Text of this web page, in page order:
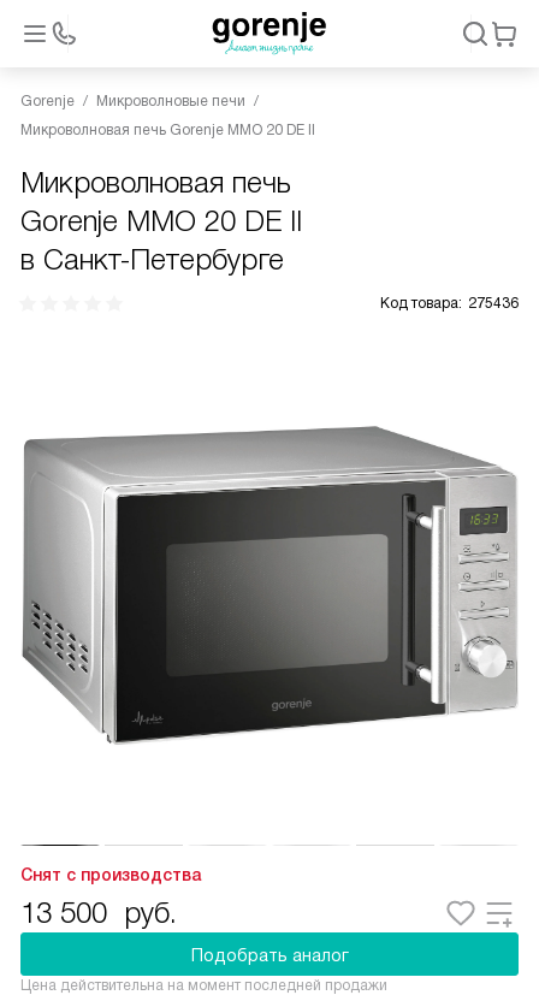
Gorenje
Микроволновые печи
Микроволновая печь Gorenje MMO 20 DE II
Микроволновая печь
Gorenje MMO 20 DE II
в Санкт-Петербурге
Код товара: 275436
Снят с производства
13 500 руб.
Подобрать аналог
Цена действительна на момент последней продажи